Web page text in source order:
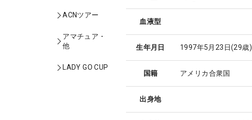
ACNツアー
アマチュア・
他
LADY GO CUP
血液型
生年月日 1997年5月23日(29歳)
国籍 アメリカ合衆国
出身地